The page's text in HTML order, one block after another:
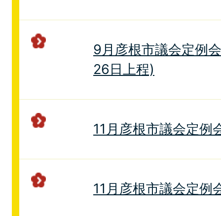
9月彦根市議会定例
26日上程)
11月彦根市議会定例
11月彦根市議会定例